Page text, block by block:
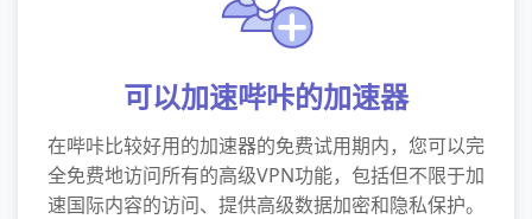
可以加速哔咔的加速器
在哔咔比较好用的加速器的免费试用期内，您可以完
全免费地访问所有的高级VPN功能，包括但不限于加
速国际内容的访问、提供高级数据加密和隐私保护。